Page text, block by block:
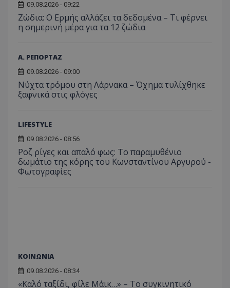
09.08.2026 - 09:22
Ζώδια: Ο Ερμής αλλάζει τα δεδομένα – Τι φέρνει
η σημερινή μέρα για τα 12 ζώδια
Α. ΡΕΠΟΡΤΑΖ
09.08.2026 - 09:00
Νύχτα τρόμου στη Λάρνακα – Όχημα τυλίχθηκε
ξαφνικά στις φλόγες
LIFESTYLE
09.08.2026 - 08:56
Ροζ ρίγες και απαλό φως: Το παραμυθένιο
δωμάτιο της κόρης του Κωνσταντίνου Αργυρού -
Φωτογραφίες
ΚΟΙΝΩΝΙΑ
09.08.2026 - 08:34
«Καλό ταξίδι, φίλε Μάικ…» – Το συγκινητικό